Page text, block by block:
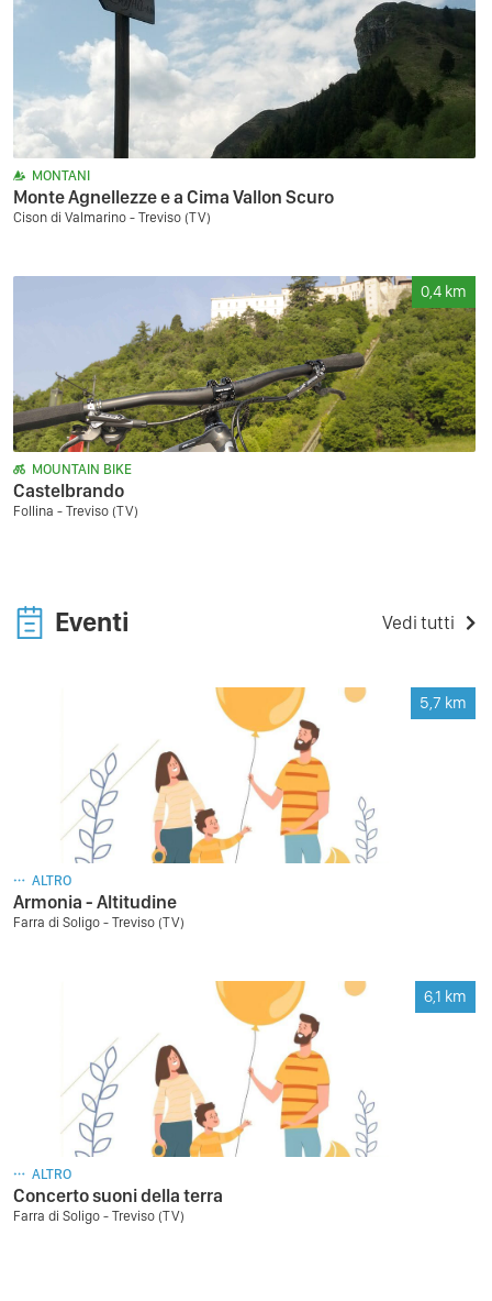
MONTANI
Monte Agnellezze e a Cima Vallon Scuro
Cison di Valmarino - Treviso (TV)
0,4 km
MOUNTAIN BIKE
Castelbrando
Follina - Treviso (TV)
Eventi Vedi tutti
5,7 km
ALTRO
Armonia - Altitudine
Farra di Soligo - Treviso (TV)
6,1 km
ALTRO
Concerto suoni della terra
Farra di Soligo - Treviso (TV)